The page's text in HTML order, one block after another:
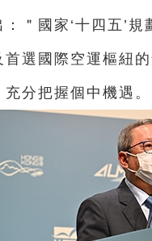
：＂國家‘十四五’
首選國際空運樞紐
充分把握個中機遇。